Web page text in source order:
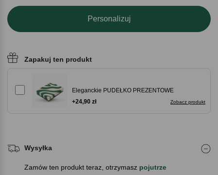
Personalizuj
Zapakuj ten produkt
Eleganckie PUDEŁKO PREZENTOWE
Zobacz produkt
+24,90 zł
Wysyłka
Zamów ten produkt teraz, otrzymasz pojutrze